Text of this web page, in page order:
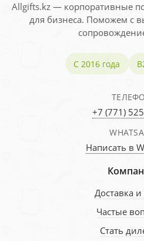
Allgifts.kz — корпоративные
для бизнеса. Поможем с
С 2016 года
+7 (771)
Написать в
Доставка и
Частые
Стать